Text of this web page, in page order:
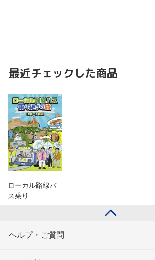
最近チェックした商品
ローカル路線バ
ス乗り…
ヘルプ・ご質問